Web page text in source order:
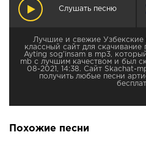
Слушать песню
Лучшие и свежие Узбекские
классный сайт для
Ayting sog'insam в mp3,
mb с лучшим качеством и был
08-2021, 14:38. Сайт Skachat-
получить любые песни
Похожие песни